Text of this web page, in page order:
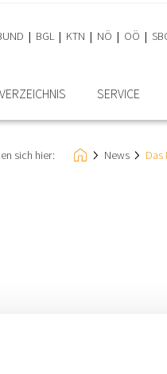
BGL KTN NÖ OÖ
SERVICE
sich hier: News Das
im Jahr 2022
welchen Bereichen